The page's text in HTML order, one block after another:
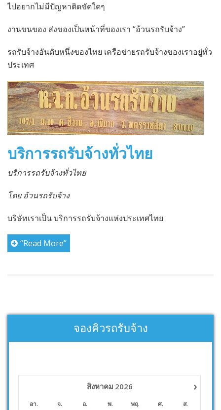
ไปอยากไม่มีปัญหาติดขัดใดๆ
งานขนของ ส่งของเป็นหน้าที่ของเรา “อ้วนรถรับจ้าง”
รถรับจ้างอันดับหนึ่งของไทย เครือข่ายรถรับจ้างของเราอยู่ทั่ว
ประเทศ
บริการรถรับจ้างทั่วไทย
บริการรถรับจ้างทั่วไทย
โดย อ้วนรถรับจ้าง
บริษัทเราเป็น บริการรถรับจ้างแห่งประเทศไทย
“Read More”
จองคิวรถรับจ้าง
›
สิงหาคม 2026
อา. จ. อ. พ. พฤ. ศ.
ส.